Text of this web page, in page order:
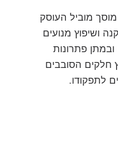
מוביל העוסק
ושיפוץ מנועים
פתרונות
חלקים הסובבים
לתפקודו.